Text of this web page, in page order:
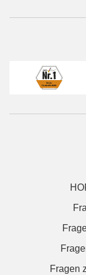
Fragen